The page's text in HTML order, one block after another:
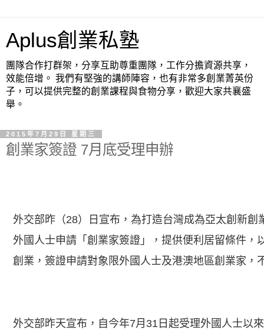
Aplus創業私塾
團隊合作打群架，分享互助尊重團隊，工作分擔資源共享，
效能倍增。 我們有堅強的講師陣容，也有非常多創業菁英份
子，可以提供完整的創業課程與食物分享，歡迎大家共襄盛
舉。
2015年7月29日 星期三
創業家簽證 7月底受理申辦
外交部昨（28）日宣布，為打造台灣成為亞太創新創
外國人士申請「創業家簽證」，提供便利居留條件，
創業，簽證申請對象限外國人士及港澳地區創業家，
外交部昨天宣布，自今年7月31日起受理外國人士以